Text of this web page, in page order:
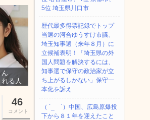
る人
46
コメント
5位 埼玉県川口市
歴代最多得票記録でトップ
当選の河合ゆうすけ市議、
埼玉知事選（来年８月）に
立候補表明！「埼玉県の外
国人問題を解決するには、
知事選で保守の政治家が立
ち上がるしかない」保守一
本化を訴え
（ ´_ゝ`）中国、広島原爆投
下から８１年を迎えたこと